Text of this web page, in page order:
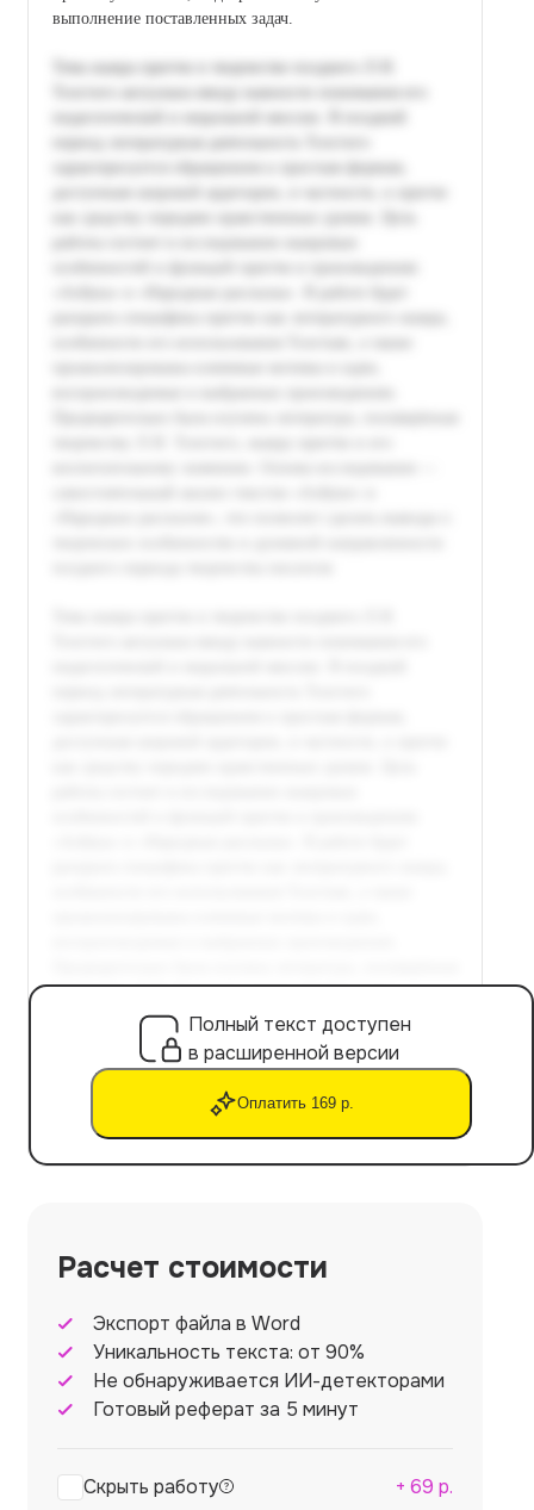
выполнение поставленных задач.
Полный текст доступен
в расширенной версии
Оплатить 169 р.
Расчет стоимости
Экспорт файла в Word
Уникальность текста: от 90%
Не обнаруживается ИИ-детекторами
Готовый реферат за 5 минут
Скрыть работу + 69 р.